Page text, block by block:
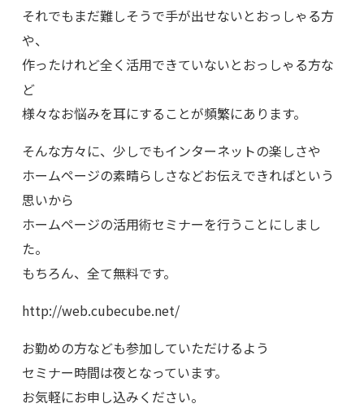
それでもまだ難しそうで手が出せないとおっしゃる方
や、
作ったけれど全く活用できていないとおっしゃる方な
ど
様々なお悩みを耳にすることが頻繁にあります。
そんな方々に、少しでもインターネットの楽しさや
ホームページの素晴らしさなどお伝えできればという
思いから
ホームページの活用術セミナーを行うことにしまし
た。
もちろん、全て無料です。
http://web.cubecube.net/
お勤めの方なども参加していただけるよう
セミナー時間は夜となっています。
お気軽にお申し込みください。